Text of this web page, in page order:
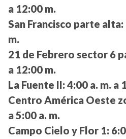
a 12:00 m.
San Francisco parte alta:
m.
21 de Febrero sector 6
a 12:00 m.
La Fuente II: 4:00 a. m. a
Centro América Oeste
a 5:00 a. m.
Campo Cielo y Flor 1: